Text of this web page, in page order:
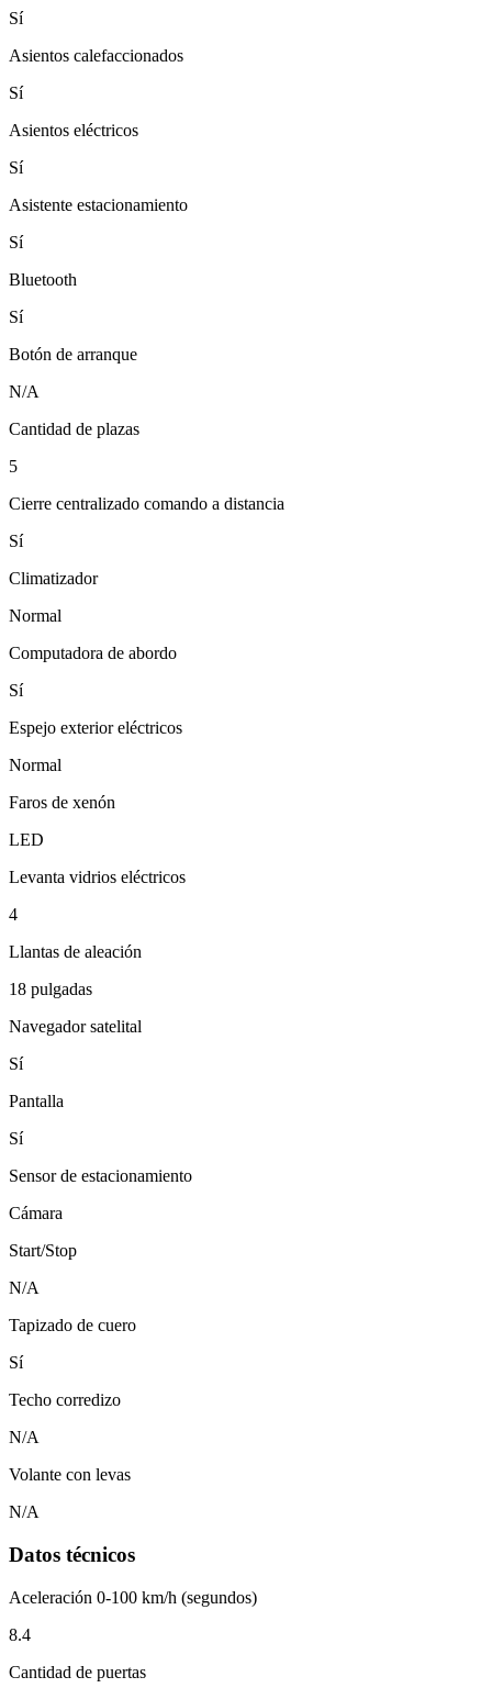
Sí
Asientos calefaccionados
Sí
Asientos eléctricos
Sí
Asistente estacionamiento
Sí
Bluetooth
Sí
Botón de arranque
N/A
Cantidad de plazas
5
Cierre centralizado comando a distancia
Sí
Climatizador
Normal
Computadora de abordo
Sí
Espejo exterior eléctricos
Normal
Faros de xenón
LED
Levanta vidrios eléctricos
4
Llantas de aleación
18 pulgadas
Navegador satelital
Sí
Pantalla
Sí
Sensor de estacionamiento
Cámara
Start/Stop
N/A
Tapizado de cuero
Sí
Techo corredizo
N/A
Volante con levas
N/A
Datos técnicos
Aceleración 0-100 km/h (segundos)
8.4
Cantidad de puertas